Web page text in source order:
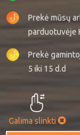
Prekė mūsų
parduotuvėje
Prekė
5 iki 15 d.d
Galima slinkti